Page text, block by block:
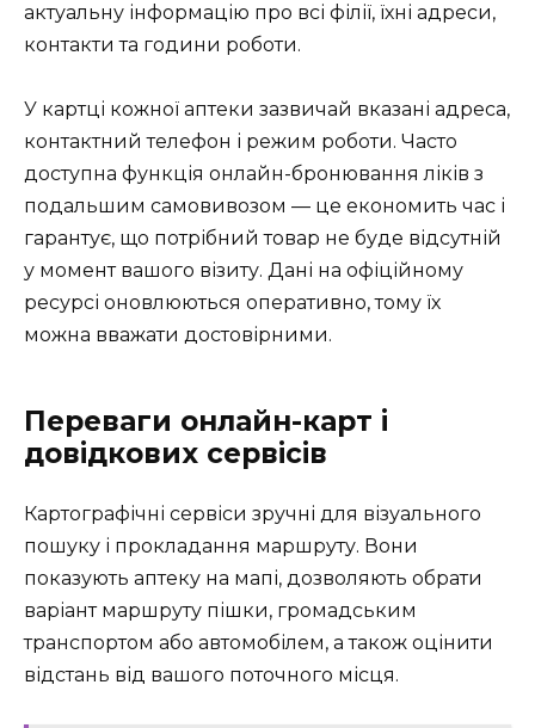
актуальну інформацію про всі філії, їхні адреси,
контакти та години роботи.
У картці кожної аптеки зазвичай вказані адреса,
контактний телефон і режим роботи. Часто
доступна функція онлайн-бронювання ліків з
подальшим самовивозом — це економить час і
гарантує, що потрібний товар не буде відсутній
у момент вашого візиту. Дані на офіційному
ресурсі оновлюються оперативно, тому їх
можна вважати достовірними.
Переваги онлайн-карт і
довідкових сервісів
Картографічні сервіси зручні для візуального
пошуку і прокладання маршруту. Вони
показують аптеку на мапі, дозволяють обрати
варіант маршруту пішки, громадським
транспортом або автомобілем, а також оцінити
відстань від вашого поточного місця.